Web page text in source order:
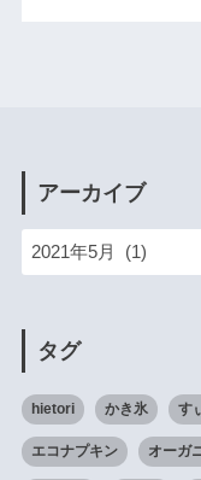
アーカイブ
タグ
hietori かき氷 す
エコナプキン オーガ